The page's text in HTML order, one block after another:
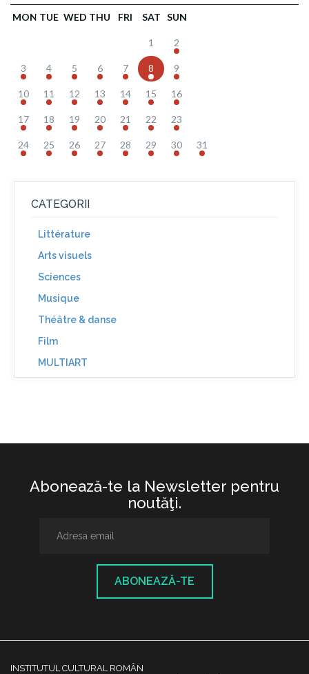
MON TUE WED THU FRI SAT SUN
1 2
3 4 5 6 7 8 9
10 11 12 13 14 15 16
17 18 19 20 21 22 23
24 25 26 27 28 29 30 31
CATEGORII
Littérature
Arts visuels
Sciences
Musique
Théâtre & danse
Film
MULTIART
Abonează-te la Newsletter pentru
noutăţi.
ABONEAZĂ-TE
INSTITUTUL CULTURAL ROMÂN